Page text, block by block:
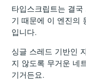
타입스크립트는 결
기 때문에 이 엔진의
입니다.
싱글 스레드 기반인
지 않도록 무거운 네
기거든요.